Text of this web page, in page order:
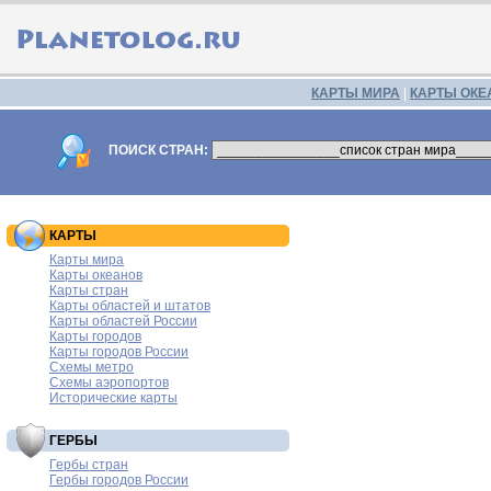
КАРТЫ МИРА КАРТЫ
ПОИСК СТРАН:
КАРТЫ
Карты мира
Карты океанов
Карты стран
Карты областей и штатов
Карты областей России
Карты городов
Карты городов России
Схемы метро
Схемы аэропортов
Исторические карты
ГЕРБЫ
Гербы стран
Гербы городов России